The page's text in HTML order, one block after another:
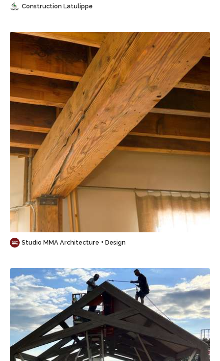
Construction Latulippe
Studio MMA Architecture + Design